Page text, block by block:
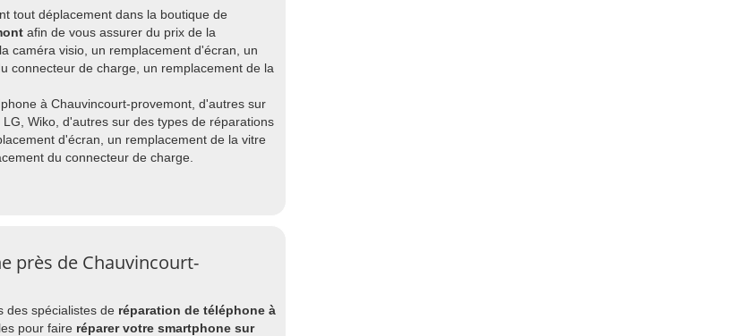
tout déplacement dans la boutique de
afin de vous assurer du prix de la
caméra visio, un remplacement d'écran, un
connecteur de charge, un remplacement de la
à Chauvincourt-provemont, d'autres sur
Wiko, d'autres sur des types de réparations
d'écran, un remplacement de la vitre
du connecteur de charge.
près de Chauvincourt-
des spécialistes de réparation de téléphone à
pour faire réparer votre smartphone sur